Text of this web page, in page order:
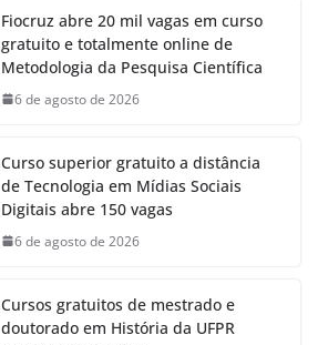
Fiocruz abre 20 mil vagas em curso
gratuito e totalmente online de
Metodologia da Pesquisa Científica
6 de agosto de 2026
Curso superior gratuito a distância
de Tecnologia em Mídias Sociais
Digitais abre 150 vagas
6 de agosto de 2026
Cursos gratuitos de mestrado e
doutorado em História da UFPR